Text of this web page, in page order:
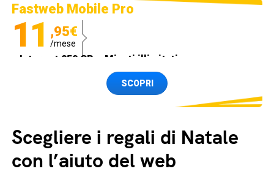
Fastweb Mobile Pro
11 ,95€
/mese
Internet 250 GB e Minuti illimitati
Spedizione SIM GRATISSCOPRI
Scegliere i regali di Natale
con l’aiuto del web